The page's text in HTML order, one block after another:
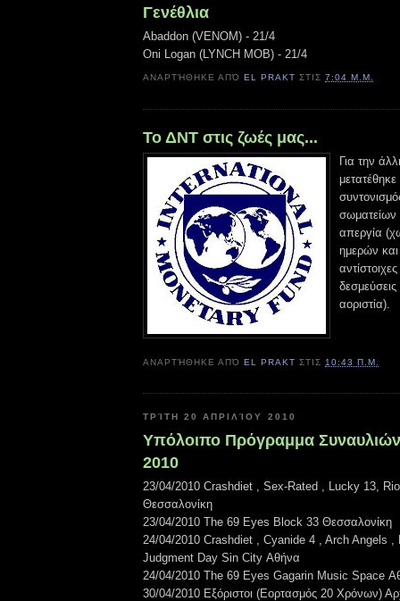
Γενέθλια
Abaddon (VENOM) - 21/4
Oni Logan (LYNCH MOB) - 21/4
ΑΝΑΡΤΉΘΗΚΕ ΑΠΌ EL PRAKT ΣΤΙΣ7:04 Μ.Μ.
Το ΔΝΤ στις ζωές μας...
Για την
απεργία
ημερών
αοριστία).
ΑΝΑΡΤΉΘΗΚΕ ΑΠΌEL PRAKT ΣΤΙΣ 10:43 Π.Μ.
ΤΡΊΤΗ 20 ΑΠΡΙΛΊΟΥ 2010
Υπόλοιπο Πρόγραμμα Συναυλιών
2010
23/04/2010 Crashdiet , Sex-Rated , Lucky 13,
Θεσσαλονίκη
23/04/2010 The 69 Eyes Block 33 Θεσσαλονίκη
24/04/2010 Crashdiet , Cyanide 4 , Arch Angels ,
Judgment Day Sin City Αθήνα
24/04/2010 The 69 Eyes Gagarin Music Space
30/04/2010 Eξόριστοι (Εορτασμός 20 Χρόνων)